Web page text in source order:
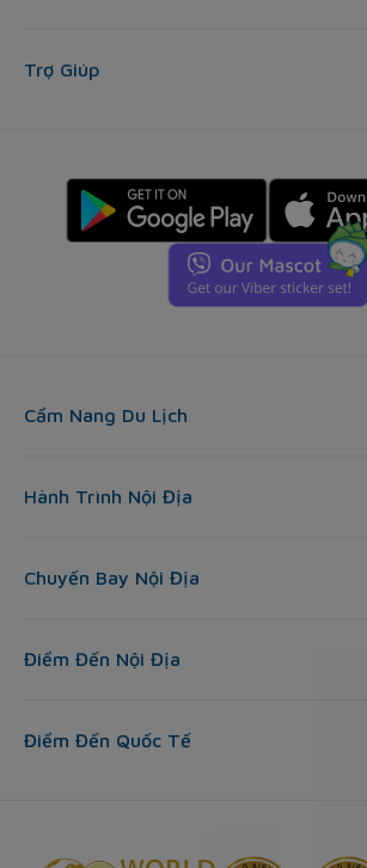
Trợ Giúp
Cẩm Nang Du Lịch
Hành Trình Nội Địa
Chuyến Bay Nội Địa
Điểm Đến Nội Địa
Điểm Đến Quốc Tế